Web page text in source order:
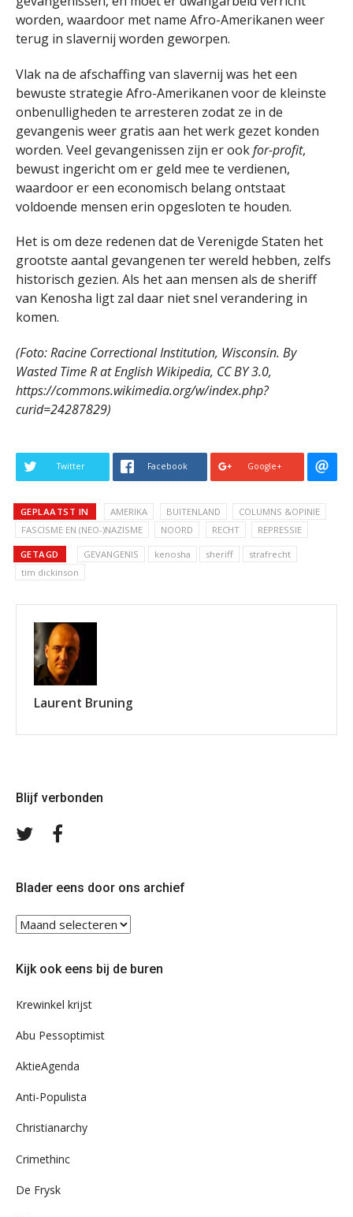
worden, waardoor met name Afro-Amerikanen weer
terug in slavernij worden geworpen.
Vlak na de afschaffing van slavernij was het een
bewuste strategie Afro-Amerikanen voor de kleinste
onbenulligheden te arresteren zodat ze in de
gevangenis weer gratis aan het werk gezet konden
worden. Veel gevangenissen zijn er ookfor-profit,
bewust ingericht om er geld mee te verdienen,
waardoor er een economisch belang ontstaat
voldoende mensen erin opgesloten te houden.
Het is om deze redenen dat de Verenigde Staten het
grootste aantal gevangenen ter wereld hebben, zelfs
historisch gezien. Als het aan mensen als de sheriff
van Kenosha ligt zal daar niet snel verandering in
komen.
(Foto: Racine Correctional Institution, Wisconsin. By
Wasted Time R at English Wikipedia, CC BY 3.0,
https://commons.wikimedia.org/w/index.php?
curid=24287829)
Twitter Facebook Google+
GEPLAATST IN AMERIKA BUITENLAND
COLUMNS &OPINIE
FASCISME EN (NEO-)NAZISME
NOORD RECHT REPRESSIE
GETAGD GEVANGENIS kenosha sheriff
strafrecht
tim dickinson
Laurent Bruning
Blijf verbonden
Volg
Blader eens door ons archief
Blader
eens
ons
Kijk ook eens bij de buren
Krewinkel krijst
Abu Pessoptimist
AktieAgenda
Anti-Populista
Christianarchy
Crimethinc
De Frysk